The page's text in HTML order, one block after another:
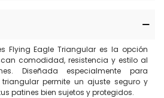
Flying Eagle Triangular es la opción
comodidad, resistencia y estilo al
Diseñada especialmente para
permite un ajuste seguro y
patines bien sujetos y protegidos.